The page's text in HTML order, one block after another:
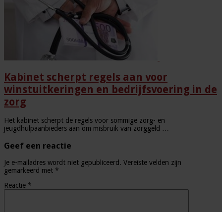
Kabinet scherpt regels aan voor
winstuitkeringen en bedrijfsvoering in de
zorg
Het kabinet scherpt de regels voor sommige zorg- en
jeugdhulpaanbieders aan om misbruik van zorggeld …
Geef een reactie
Je e-mailadres wordt niet gepubliceerd. Vereiste velden zijn
gemarkeerd met *
Reactie *